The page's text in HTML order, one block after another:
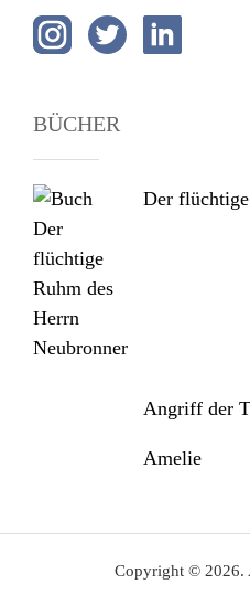
BÜCHER
Der
Angriff der
Amelie
Copyright © 2026.